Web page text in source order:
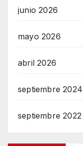
junio 2026
mayo 2026
abril 2026
septiembre 2024
septiembre 2022